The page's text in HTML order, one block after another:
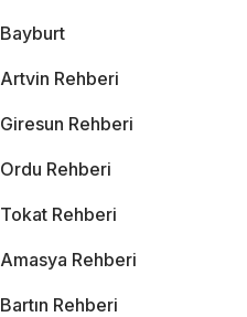
Bayburt
Artvin Rehberi
Giresun Rehberi
Ordu Rehberi
Tokat Rehberi
Amasya Rehberi
Bartın Rehberi